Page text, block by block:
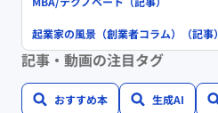
起業家の風景（創業者コラム）（記事）
記事・動画の注目タグ
おすすめ本 生成AI